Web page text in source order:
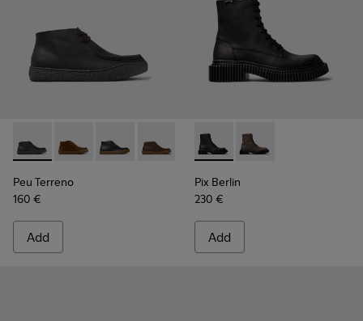
Peu Terreno - K300530-006 - Black Nubuck Ankle Boots
Peu Terreno - K300530-009
Peu Terreno - K300530-005
Peu Terreno - K300530-004 - Brown
Peu Terreno - K300530-003
Peu Terreno - K300530-
Peu Terreno
160 €
Add
Pix Berlin - K300524-001 -
Pix Berlin -
Pix Berlin
230 €
Add